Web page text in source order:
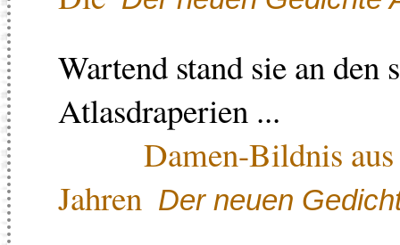
Wartend stand sie an den
Atlasdraperien ...
Damen-Bildnis
Jahren Der neuen